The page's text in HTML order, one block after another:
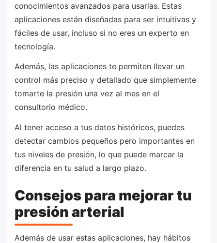
conocimientos avanzados para usarlas. Estas
aplicaciones están diseñadas para ser intuitivas y
fáciles de usar, incluso si no eres un experto en
tecnología.
Además, las aplicaciones te permiten llevar un
control más preciso y detallado que simplemente
tomarte la presión una vez al mes en el
consultorio médico.
Al tener acceso a tus datos históricos, puedes
detectar cambios pequeños pero importantes en
tus niveles de presión, lo que puede marcar la
diferencia en tu salud a largo plazo.
Consejos para mejorar tu
presión arterial
Además de usar estas aplicaciones, hay hábitos